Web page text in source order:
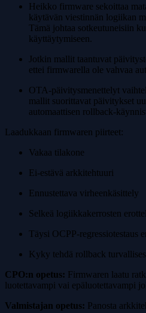
Heikko firmware sekoittaa
käytävän viestinnän logiikan
Tämä johtaa sotkeutuneisiin
käyttäytymiseen.
Jotkin mallit taantuvat
ettei firmwarella ole vahvaa
OTA-päivitysmenettelyt
mallit suorittavat päivitykset
automaattisen rollback-
Laadukkaan firmwaren piirteet:
Vakaa tilakone
Ei-estävä arkkitehtuuri
Ennustettava virheenkäsittely
Selkeä logiikkakerrosten
Täysi OCPP-regressiotestaus
Kyky tehdä rollback
CPO:n opetus: Firmwaren laatu
luotettavampi vai epäluotettavampi
Valmistajan opetus: Panosta